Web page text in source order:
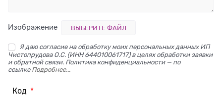
Изображение ВЫБЕРИТЕ ФАЙЛ
Я даю согласие на обработку моих персональных данных ИП
Чистопрудова О.С. (ИНН 644010061717) в целях обработки заявки
и обратной связи. Политика конфиденциальности — по
ссылке Подробнее...
Код